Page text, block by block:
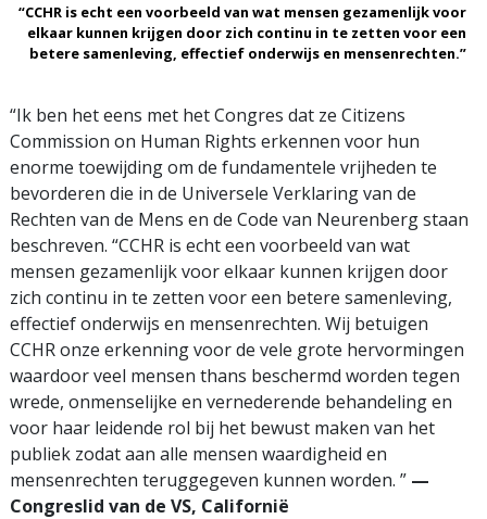
“CCHR is echt een voorbeeld van wat mensen gezamenlijk voor
elkaar kunnen krijgen door zich continu in te zetten voor een
betere samenleving, effectief onderwijs en mensenrechten.”
“Ik ben het eens met het Congres dat ze Citizens
Commission on Human Rights erkennen voor hun
enorme toewijding om de fundamentele vrijheden te
bevorderen die in de Universele Verklaring van de
Rechten van de Mens en de Code van Neurenberg staan
beschreven. “CCHR is echt een voorbeeld van wat
mensen gezamenlijk voor elkaar kunnen krijgen door
zich continu in te zetten voor een betere samenleving,
effectief onderwijs en mensenrechten. Wij betuigen
CCHR onze erkenning voor de vele grote hervormingen
waardoor veel mensen thans beschermd worden tegen
wrede, onmenselijke en vernederende behandeling en
voor haar leidende rol bij het bewust maken van het
publiek zodat aan alle mensen waardigheid en
mensenrechten teruggegeven kunnen worden. ” —
Congreslid van de VS, Californië